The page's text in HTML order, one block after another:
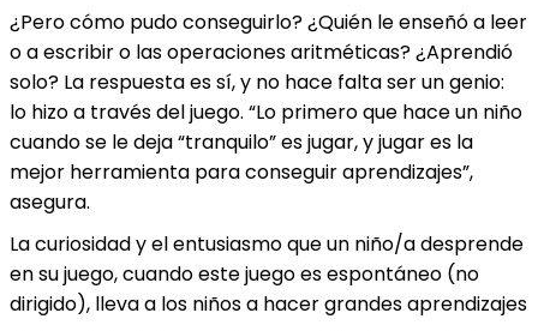
¿Pero cómo pudo conseguirlo? ¿Quién le enseñó a leer
o a escribir o las operaciones aritméticas? ¿Aprendió
solo? La respuesta es sí, y no hace falta ser un genio:
lo hizo a través del juego. “Lo primero que hace un niño
cuando se le deja “tranquilo” es jugar, y jugar es la
mejor herramienta para conseguir aprendizajes”,
asegura.
La curiosidad y el entusiasmo que un niño/a desprende
en su juego, cuando este juego es espontáneo (no
dirigido), lleva a los niños a hacer grandes aprendizajes